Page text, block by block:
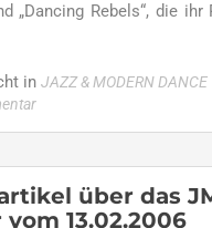
„Dancing Rebels“, die ihr
in JAZZ & MODERN DANCE
über das
13.02.2006